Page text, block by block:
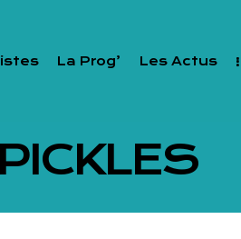
La Prog’ Les Actus